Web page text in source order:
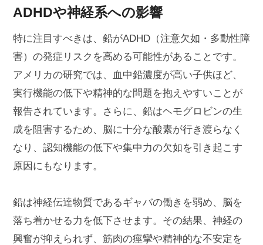
ADHDや神経系への影響
特に注目すべきは、鉛がADHD（注意欠如・多動性障
害）の発症リスクを高める可能性があることです。
アメリカの研究では、血中鉛濃度が高い子供ほど、
実行機能の低下や精神的な問題を抱えやすいことが
報告されています。さらに、鉛はヘモグロビンの生
成を阻害するため、脳に十分な酸素が行き渡らなく
なり、認知機能の低下や集中力の欠如を引き起こす
原因にもなります。
鉛は神経伝達物質であるギャバの働きを弱め、脳を
落ち着かせる力を低下させます。その結果、神経の
興奮が抑えられず、筋肉の痙攣や精神的な不安定を